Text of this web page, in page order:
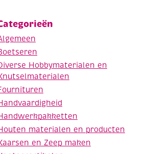
Hobbymaterialen en
materialen en producten
en Zeep maken